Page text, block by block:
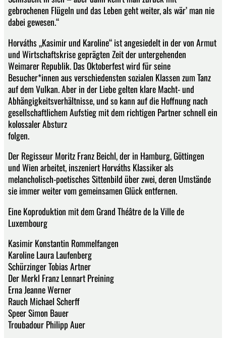
gebrochenen Flügeln und das Leben geht weiter, als wär’ man nie
dabei gewesen.“
Horváths „Kasimir und Karoline“ ist angesiedelt in der von Armut
und Wirtschaftskrise geprägten Zeit der untergehenden
Weimarer Republik. Das Oktoberfest wird für seine
Besucher*innen aus verschiedensten sozialen Klassen zum Tanz
auf dem Vulkan. Aber in der Liebe gelten klare Macht- und
Abhängigkeitsverhältnisse, und so kann auf die Hoffnung nach
gesellschaftlichem Aufstieg mit dem richtigen Partner schnell ein
kolossaler Absturz
folgen.
Der Regisseur Moritz Franz Beichl, der in Hamburg, Göttingen
und Wien arbeitet, inszeniert Horváths Klassiker als
melancholisch-poetisches Sittenbild über zwei, deren Umstände
sie immer weiter vom gemeinsamen Glück entfernen.
Eine Koproduktion mit dem Grand Théâtre de la Ville de
Luxembourg
Kasimir Konstantin Rommelfangen
Karoline Laura Laufenberg
Schürzinger Tobias Artner
Der Merkl Franz Lennart Preining
Erna Jeanne Werner
Rauch Michael Scherff
Speer Simon Bauer
Troubadour Philipp Auer